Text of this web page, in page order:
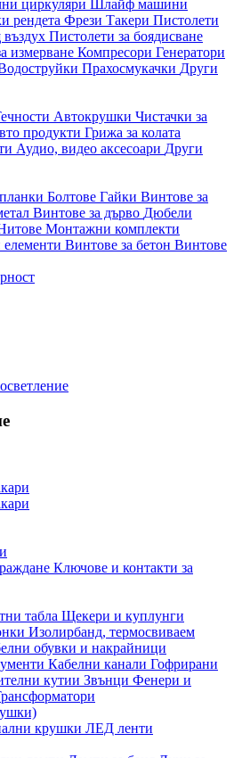
циркуляри
Шлайф машини
рендета Фрези Такери Пистолети
въздух Пистолети за боядисване
измерване Компресори Генератори
Прахосмукачки Други
Автокрушки Чистачки за
продукти Грижа за колата
Аудио, видео аксесоари Други
Болтове Гайки Винтове за
Винтове за дърво Дюбели
Монтажни комплекти
Винтове за бетон Винтове
Ключове и контакти за
табла Щекери и куплунги
Изолирбанд, термосвиваем
обувки и накрайници
Кабелни канали Гофрирани
кутии Звънци Фенери и
крушки ЛЕД ленти